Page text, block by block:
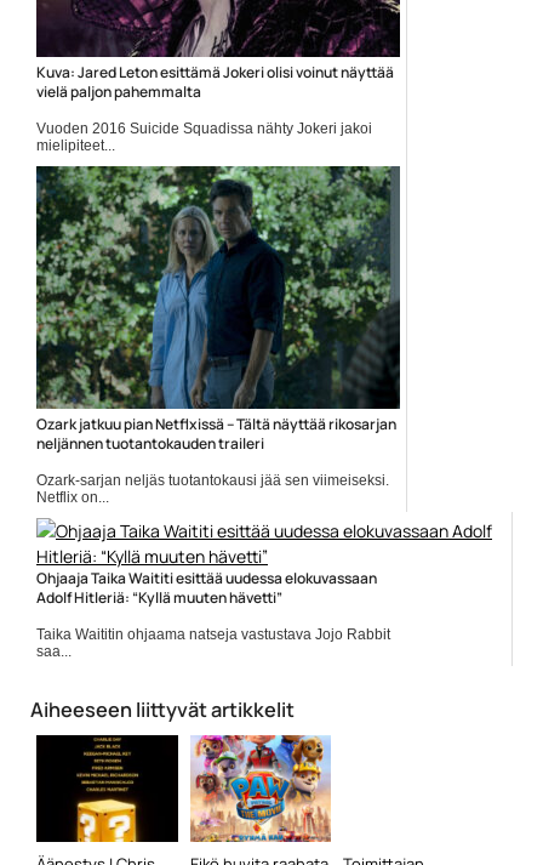
Kuva: Jared Leton esittämä Jokeri olisi voinut näyttää
vielä paljon pahemmalta
Vuoden 2016 Suicide Squadissa nähty Jokeri jakoi
mielipiteet...
Elokuvauutiset
Ozark jatkuu pian Netflxissä – Tältä näyttää rikosarjan
neljännen tuotantokauden traileri
Ozark-sarjan neljäs tuotantokausi jää sen viimeiseksi.
Netflix on...
Elokuvat
Ohjaaja Taika Waititi esittää uudessa elokuvassaan
Adolf Hitleriä: “Kyllä muuten hävetti”
Taika Waititin ohjaama natseja vastustava Jojo Rabbit
saa...
Aiheeseen liittyvät artikkelit